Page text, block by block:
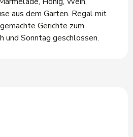
aus dem Garten. Regal mit
Gerichte zum
und Sonntag geschlossen.